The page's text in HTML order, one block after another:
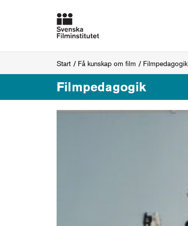
Start Få kunskap om film Filmpedagogik
Filmpedagogik